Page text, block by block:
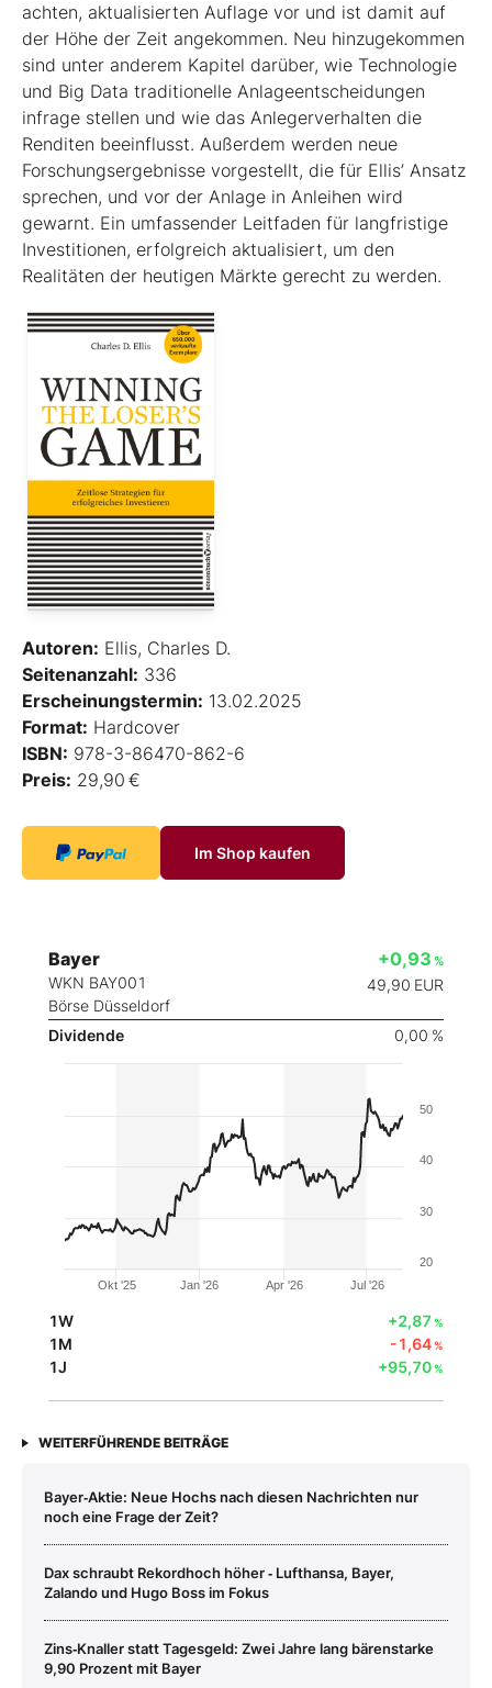
achten, aktualisierten Auflage vor und ist damit auf
der Höhe der Zeit angekommen. Neu hinzugekommen
sind unter anderem Kapitel darüber, wie Technologie
und Big Data traditionelle Anlageentscheidungen
infrage stellen und wie das Anlegerverhalten die
Renditen beeinflusst. Außerdem werden neue
Forschungsergebnisse vorgestellt, die für Ellis’ Ansatz
sprechen, und vor der Anlage in Anleihen wird
gewarnt. Ein umfassender Leitfaden für langfristige
Investitionen, erfolgreich aktualisiert, um den
Realitäten der heutigen Märkte gerecht zu werden.
Autoren: Ellis, Charles D.
Seitenanzahl: 336
Erscheinungstermin: 13.02.2025
Format: Hardcover
ISBN: 978-3-86470-862-6
Preis: 29,90 €
Im Shop kaufen
Bayer
WKN BAY001
Börse Düsseldorf
+0,93 %
49,90 EUR
Dividende 0,00 %
Okt '25 Jan '26 Apr '26 Jul '26
20
30
40
50
1W +2,87 %
1M -1,64%
1J +95,70%
WEITERFÜHRENDE BEITRÄGE
Bayer‑Aktie: Neue Hochs nach diesen Nachrichten nur
noch eine Frage der Zeit?
Dax schraubt Rekordhoch höher ‑ Lufthansa, Bayer,
Zalando und Hugo Boss im Fokus
Zins‑Knaller statt Tagesgeld: Zwei Jahre lang bärenstarke
9,90 Prozent mit Bayer